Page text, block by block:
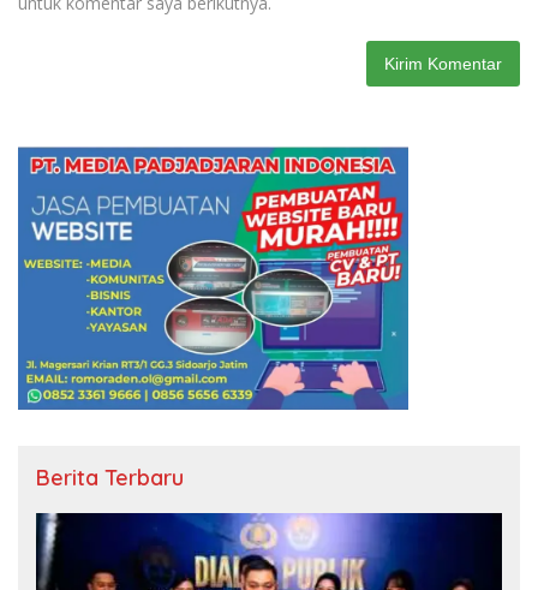
Berita Terbaru